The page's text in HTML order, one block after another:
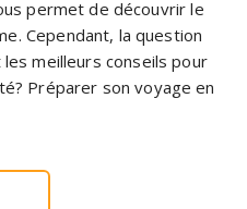
permet de découvrir le
Cependant, la question
meilleurs conseils pour
Préparer son voyage en